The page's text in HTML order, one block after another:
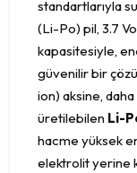
standartlarıyla
(Li-Po) pil, 3.7
kapasitesiyle,
güvenilir bir
ion) aksine,
üretilebilen Li-
hacme yüksek
elektrolit yerine